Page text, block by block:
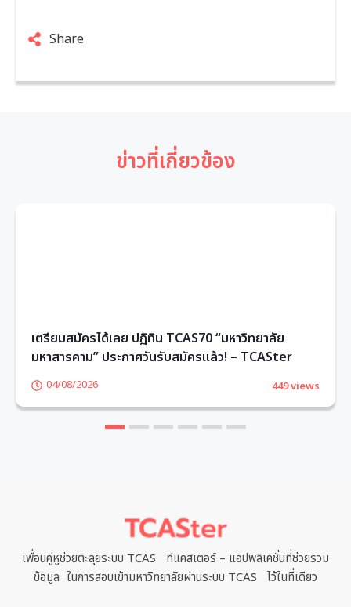
Share
ข่าวที่เกี่ยวข้อง
เตรียมสมัครได้เลย ปฏิทิน TCAS70 “มหาวิทยาลัย
มหาสารคาม” ประกาศวันรับสมัครแล้ว! – TCASter
04/08/2026 449 views
3 4 5 6
เพื่อนคู่หูช่วยตะลุยระบบ TCAS ทีแคสเตอร์ – แอปพลิเคชั่นที่ช่วยรวม
ข้อมูล ในการสอบเข้ามหาวิทยาลัยผ่านระบบ TCAS ไว้ในที่เดียว